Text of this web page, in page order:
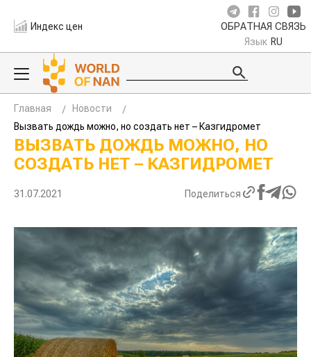
Индекс цен ОБРАТНАЯ СВЯЗЬ
Язык RU
Главная
Новости
Вызвать дождь можно, но создать нет – Казгидромет
ВЫЗВАТЬ ДОЖДЬ МОЖНО, НО
СОЗДАТЬ НЕТ – КАЗГИДРОМЕТ
31.07.2021 Поделиться